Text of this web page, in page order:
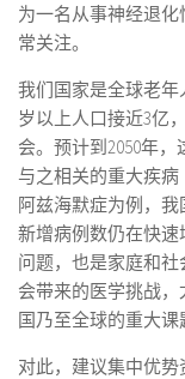
为一名从事神经退
常关注。
我们国家是全球老年
岁以上人口接近3亿
会。预计到2050年，
与之相关的重大疾
阿兹海默症为例，我
新增病例数仍在快
问题，也是家庭和
会带来的医学挑战
国乃至全球的重大课
对此，建议集中优